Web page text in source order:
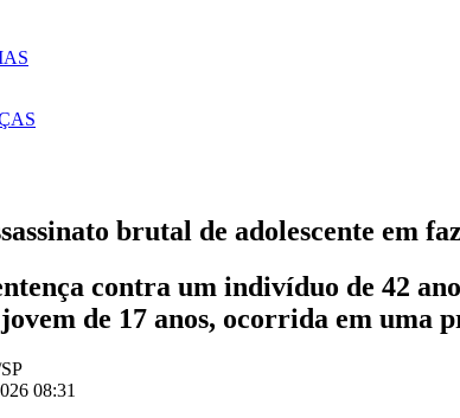
brutal de adolescente em
contra um indivíduo de 42
de 17 anos, ocorrida em
08:31